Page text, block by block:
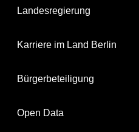
Landesregierung
Karriere im Land Berlin
Bürgerbeteiligung
Open Data